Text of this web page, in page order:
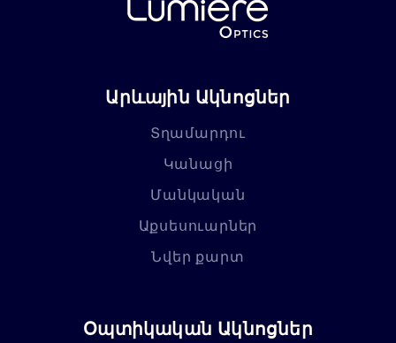
Արևային Ակնոցներ
Տղամարդու
Կանացի
Մանկական
Աքսեսուարներ
Նվեր քարտ
Օպտիկական Ակնոցներ